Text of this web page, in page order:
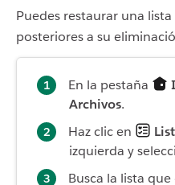
Puedes restaurar una
posteriores a su
En la pestaña
Archivos.
Haz clic en
izquierda y
Busca la lista